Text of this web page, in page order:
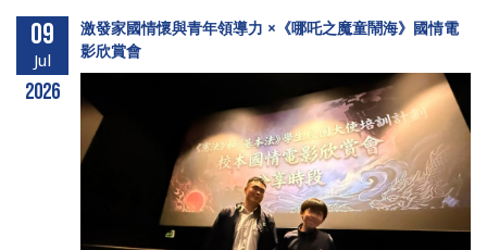
09
Jul
2026
激發家國情懷與青年領導力 ×《哪吒之魔童鬧海》國情電
影欣賞會